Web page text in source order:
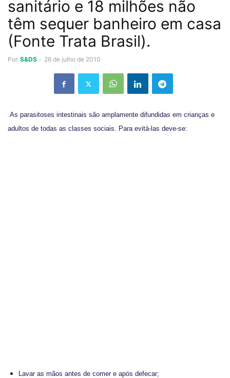
sanitário e 18 milhões não
têm sequer banheiro em casa
(Fonte Trata Brasil).
Por S&DS - 26 de julho de 2010
As parasitoses intestinais são amplamente difundidas em crianças e
adultos de todas as classes sociais. Para evitá-las deve-se:
Lavar as mãos antes de comer e após defecar;